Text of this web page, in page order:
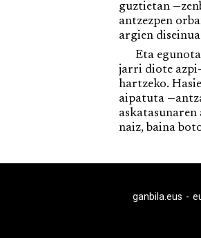
guztietan
antzezpen
argien
Eta
jarri diote
hartzeko.
aipatuta
naiz, baina
ganbila.eus -